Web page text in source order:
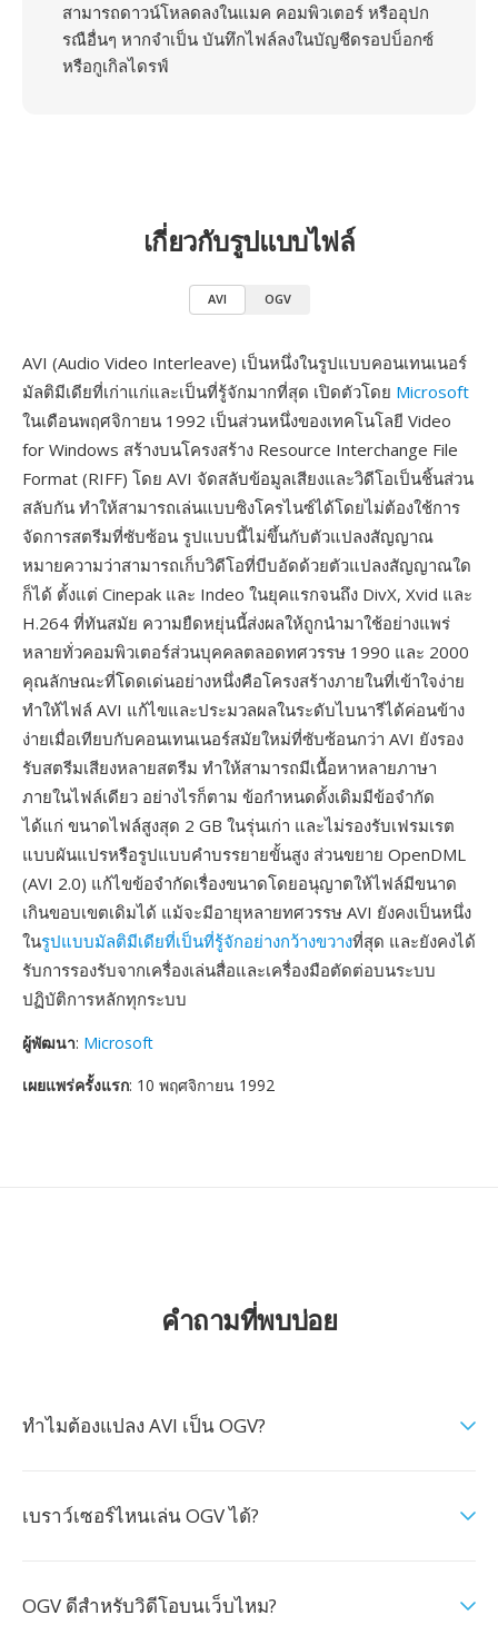
สามารถดาวน์โหลดลงในแมค คอมพิวเตอร์ หรืออุปก
รณือื่นๆ หากจำเป็น บันทึกไฟล์ลงในบัญชีดรอปบ็อกซ์
หรือกูเกิลไดรฟ์
เกี่ยวกับรูปแบบไฟล์
AVI OGV
AVI (Audio Video Interleave) เป็นหนึ่งในรูปแบบคอนเทนเนอร์
มัลติมีเดียที่เก่าแก่และเป็นที่รู้จักมากที่สุด เปิดตัวโดย Microsoft
ในเดือนพฤศจิกายน 1992 เป็นส่วนหนึ่งของเทคโนโลยี Video
for Windows สร้างบนโครงสร้าง Resource Interchange File
Format (RIFF) โดย AVI จัดสลับข้อมูลเสียงและวิดีโอเป็นชิ้นส่วน
สลับกัน ทำให้สามารถเล่นแบบซิงโครไนซ์ได้โดยไม่ต้องใช้การ
จัดการสตรีมที่ซับซ้อน รูปแบบนี้ไม่ขึ้นกับตัวแปลงสัญญาณ
หมายความว่าสามารถเก็บวิดีโอที่บีบอัดด้วยตัวแปลงสัญญาณใด
ก็ได้ ตั้งแต่ Cinepak และ Indeo ในยุคแรกจนถึง DivX, Xvid และ
H.264 ที่ทันสมัย ความยืดหยุ่นนี้ส่งผลให้ถูกนำมาใช้อย่างแพร่
หลายทั่วคอมพิวเตอร์ส่วนบุคคลตลอดทศวรรษ 1990 และ 2000
คุณลักษณะที่โดดเด่นอย่างหนึ่งคือโครงสร้างภายในที่เข้าใจง่าย
ทำให้ไฟล์ AVI แก้ไขและประมวลผลในระดับไบนารีได้ค่อนข้าง
ง่ายเมื่อเทียบกับคอนเทนเนอร์สมัยใหม่ที่ซับซ้อนกว่า AVI ยังรอง
รับสตรีมเสียงหลายสตรีม ทำให้สามารถมีเนื้อหาหลายภาษา
ภายในไฟล์เดียว อย่างไรก็ตาม ข้อกำหนดดั้งเดิมมีข้อจำกัด
ได้แก่ ขนาดไฟล์สูงสุด 2 GB ในรุ่นเก่า และไม่รองรับเฟรมเรต
แบบผันแปรหรือรูปแบบคำบรรยายขั้นสูง ส่วนขยาย OpenDML
(AVI 2.0) แก้ไขข้อจำกัดเรื่องขนาดโดยอนุญาตให้ไฟล์มีขนาด
เกินขอบเขตเดิมได้ แม้จะมีอายุหลายทศวรรษ AVI ยังคงเป็นหนึ่ง
ในรูปแบบมัลติมีเดียที่เป็นที่รู้จักอย่างกว้างขวางที่สุด และยังคงได้
รับการรองรับจากเครื่องเล่นสื่อและเครื่องมือตัดต่อบนระบบ
ปฏิบัติการหลักทุกระบบ
ผู้พัฒนา: Microsoft
เผยแพร่ครั้งแรก: 10 พฤศจิกายน 1992
คำถามที่พบบ่อย
ทำไมต้องแปลง AVI เป็น OGV?
เบราว์เซอร์ไหนเล่น OGV ได้?
OGV ดีสำหรับวิดีโอบนเว็บไหม?